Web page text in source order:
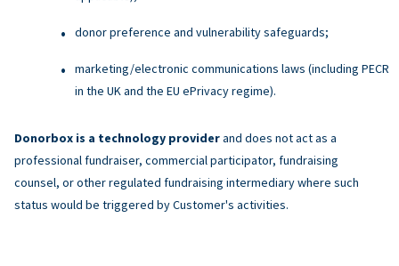
donor preference and vulnerability safeguards;
marketing/electronic communications laws (including PECR
in the UK and the EU ePrivacy regime).
Donorbox is a technology providerand does not act as a
professional fundraiser, commercial participator, fundraising
counsel, or other regulated fundraising intermediary where such
status would be triggered by Customer's activities.